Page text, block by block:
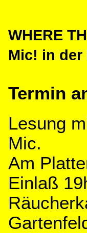
WHERE
Mic! in der
Termin
Lesung
Mic.
Am
Einlaß